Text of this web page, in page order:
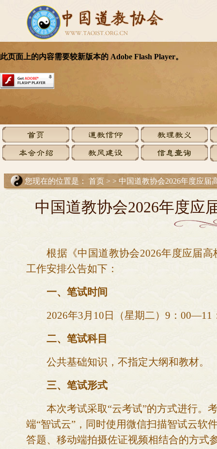
您现在的位置是： 首页 > > 中国道教协会2026年度应届
中国道教协会2026年度应
根据《中国道教协会2026年度应届
工作安排公告如下：
一、笔试时间
2026年3月 10 日（星期二）9：00—11
二、笔试科目
公共基础知识，不指定大纲和教材。
三、笔试形式
本次考试采取“云考试”的方式进行。
端“智试云”，同时使用微信扫描智试云软
答题、移动端拍摄佐证视频相结合的方式